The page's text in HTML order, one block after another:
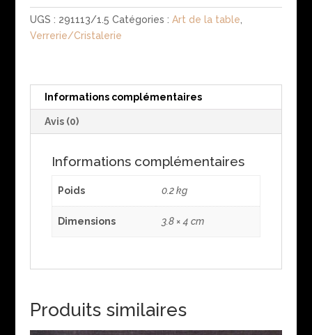
UGS : 291113/1.5 Catégories : Art de la table
Verrerie/Cristalerie
Informations complémentaires
Avis (0)
Informations complémentaires
Poids 0.2 kg
Dimensions 3.8 × 4 cm
Produits similaires